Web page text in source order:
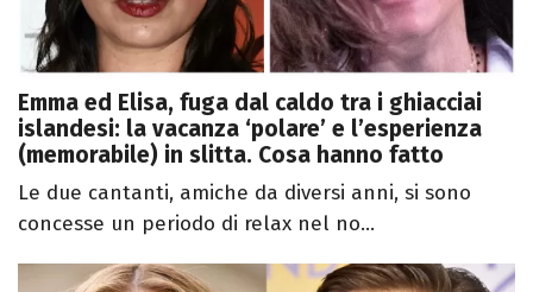
Emma ed Elisa, fuga dal caldo tra i ghiacciai
islandesi: la vacanza ‘polare’ e l’esperienza
(memorabile) in slitta. Cosa hanno fatto
Le due cantanti, amiche da diversi anni, si sono
concesse un periodo di relax nel no...